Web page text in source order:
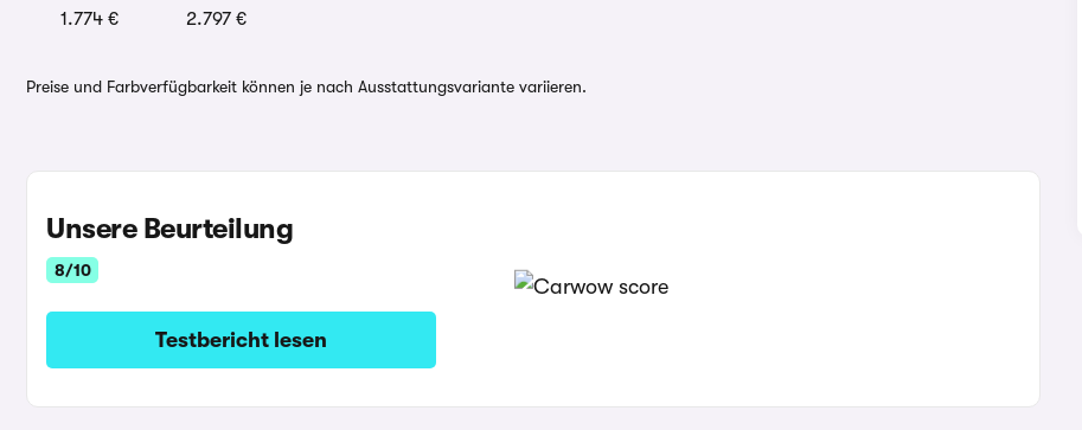
1.774 € 2.797 €
Preise und Farbverfügbarkeit können je nach Ausstattungsvariante variieren.
Unsere Beurteilung
8/10
Testbericht lesen